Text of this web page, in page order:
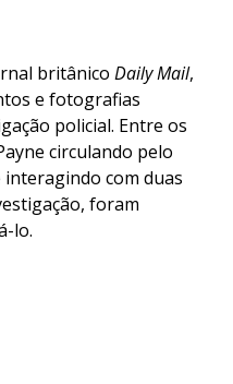
britânico Daily Mail,
e fotografias
policial. Entre os
circulando pelo
com duas
foram
lo.